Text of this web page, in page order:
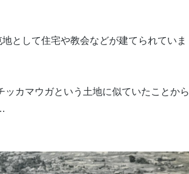
として住宅や教会などが建てられていま
カマウガという土地に似ていたことから